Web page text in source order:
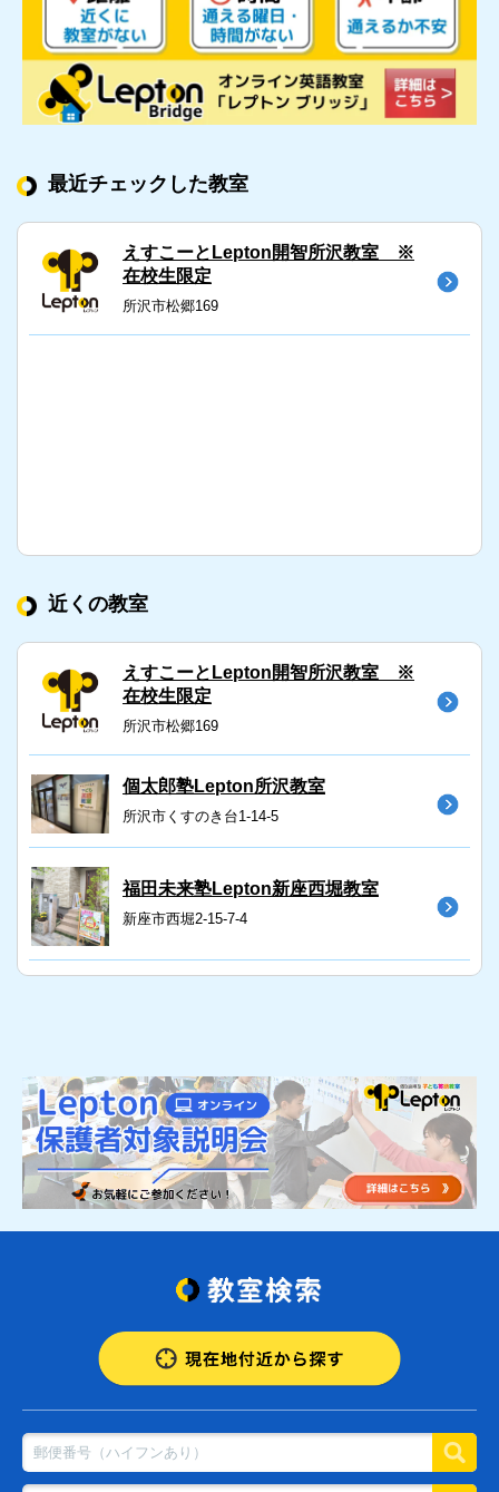
最近チェックした教室
えすこーとLepton開智所沢教室 ※
在校生限定
所沢市松郷169
近くの教室
えすこーとLepton開智所沢教室 ※
在校生限定
所沢市松郷169
個太郎塾Lepton所沢教室
所沢市くすのき台1-14-5
福田未来塾Lepton新座西堀教室
新座市西堀2-15-7-4
キッズステーションLepton柳瀬川教
室
志木市館2-5-2
放課後スクールMOCOPLA Lepton志
市進学院Lepton大泉学園教室
Lepo Lepton小平東大和校